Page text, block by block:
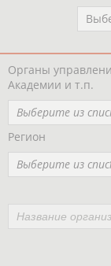
Органы
Академии и т.п.
Выберите из
Регион
Выберите из